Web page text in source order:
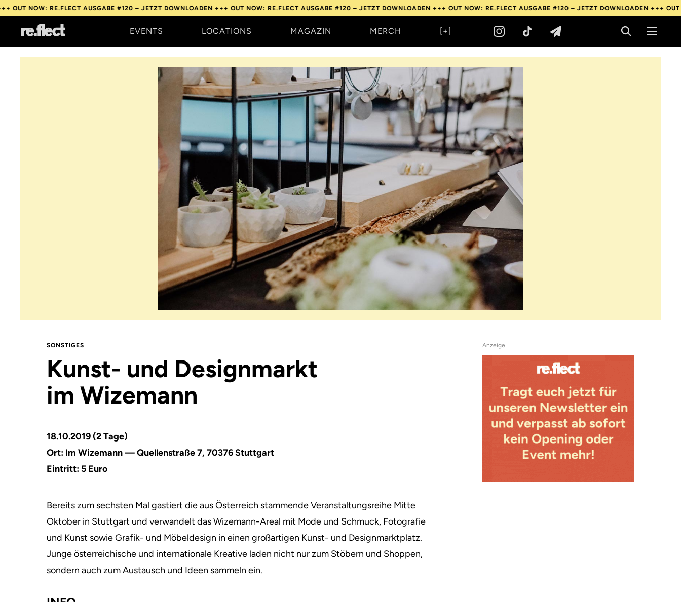
AUSGABE #120 – JETZT DOWNLOADEN +++OUT NOW: RE.FLECT AUSGABE #120 – JETZT DOWNLOADEN +++OUT NOW: RE.FLECT AUSGABE #120 – JETZT DOWNLOADEN +++OUT NOW:
EVENTS LOCATIONS MAGAZIN MERCH [+]
SONSTIGES
Kunst- und Designmarkt
im Wizemann
18.10.2019 (2 Tage)
Ort: Im Wizemann — Quellenstraße 7, 70376 Stuttgart
Eintritt: 5 Euro
Bereits zum sechsten Mal gastiert die aus Österreich stammende Veranstaltungsreihe Mitte
Oktober in Stuttgart und verwandelt das Wizemann-Areal mit Mode und Schmuck, Fotografie
und Kunst sowie Grafik- und Möbeldesign in einen großartigen Kunst- und Designmarktplatz.
Junge österreichische und internationale Kreative laden nicht nur zum Stöbern und Shoppen,
sondern auch zum Austausch und Ideen sammeln ein.
Anzeige